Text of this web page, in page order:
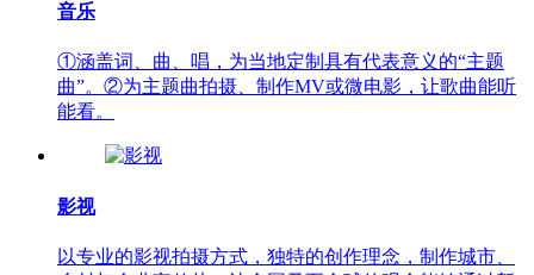
音乐
①涵盖词、曲、唱，为当地定制具有代表意义的“主题
曲”。②为主题曲拍摄、制作MV或微电影，让歌曲能听
能看。
影视
以专业的影视拍摄方式，独特的创作理念，制作城市、